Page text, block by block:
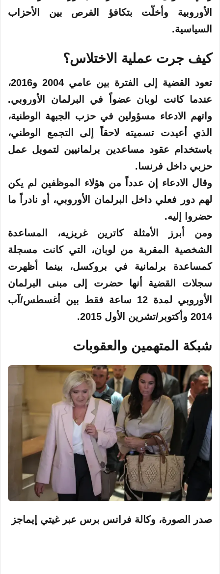
الأوروبية وأخلّت بتكافؤ الفرص بين الأحزاب
السياسية.
كيف جرت عملية الاختلاس؟
تعود القضية إلى الفترة بين عامي 2004 و2016،
عندما كانت لوبان عضواً في البرلمان الأوروبي.
واتهم الادعاء مسؤولين في حزب الجبهة الوطنية،
الذي أعيدت تسميته لاحقاً إلى التجمع الوطني،
باستخدام عقود مساعدين برلمانيين لتمويل عمل
حزبي داخل فرنسا.
وقال الادعاء إن عدداً من هؤلاء الموظفين لم يكن
لهم دور فعلي داخل البرلمان الأوروبي، أو نادراً ما
حضروا إليه.
ومن أبرز الأمثلة كاترين غريزيه، المساعدة
الشخصية المقربة من لوبان، التي كانت مسجلة
كمساعدة برلمانية في بروكسل، بينما أظهرت
سجلات القضية أنها حضرت إلى مبنى البرلمان
الأوروبي لمدة 12 ساعة فقط بين أغسطس/آب
2014 وأكتوبر/تشرين الأول 2015.
شبكة المتهمين والعقوبات
صدر الصورة، وكالة فرانس برس عبر غيتي إيماجز